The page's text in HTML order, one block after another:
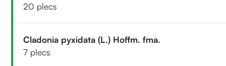
20 plecs
Cladonia pyxidata (L.) Hoffm. fma.
7 plecs